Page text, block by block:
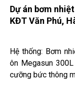
Dự án bơm
KĐT Văn Phú,
Hệ thống: Bơm
ôn Megasun
cưỡng bức thông